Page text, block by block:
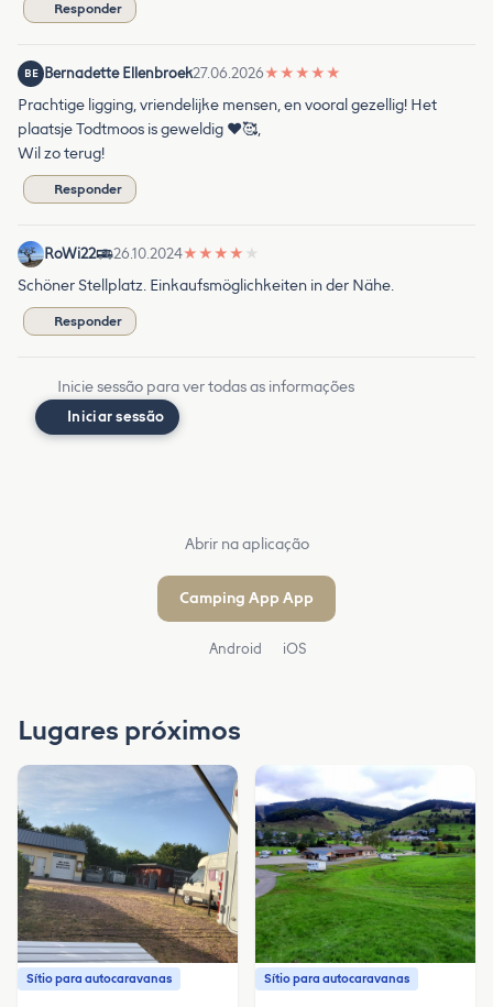
Responder
BE Bernadette Ellenbroek27.06.2026★ ★ ★ ★ ★
Prachtige ligging, vriendelijke mensen, en vooral gezellig! Het
plaatsje Todtmoos is geweldig ❤️🥰,
Wil zo terug!
Responder
RoWi22 26.10.2024★ ★ ★ ★ ★
Schöner Stellplatz. Einkaufsmöglichkeiten in der Nähe.
Responder
Inicie sessão para ver todas as informações
Iniciar sessão
Abrir na aplicação
Camping App App
Android iOS
Lugares próximos
Sítio para autocaravanas Sítio para autocaravanas